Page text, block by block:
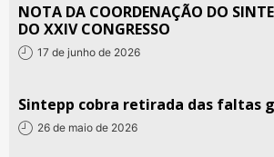
NOTA DA COORDENAÇÃO DO
DO XXIV CONGRESSO
17 de junho de 2026
Sintepp cobra retirada das faltas
26 de maio de 2026